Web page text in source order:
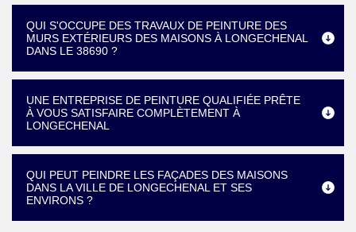
QUI S'OCCUPE DES TRAVAUX DE PEINTURE DES
MURS EXTÉRIEURS DES MAISONS À LONGECHENAL
DANS LE 38690 ?
UNE ENTREPRISE DE PEINTURE QUALIFIÉE PRÊTE
À VOUS SATISFAIRE COMPLÈTEMENT À
LONGECHENAL
QUI PEUT PEINDRE LES FAÇADES DES MAISONS
DANS LA VILLE DE LONGECHENAL ET SES
ENVIRONS ?